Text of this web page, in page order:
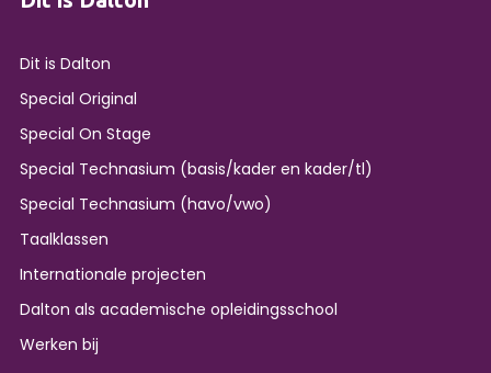
Dit is Dalton
Special Original
Special On Stage
Special Technasium (basis/kader en kader/tl)
Special Technasium (havo/vwo)
Taalklassen
Internationale projecten
Dalton als academische opleidingsschool
Werken bij